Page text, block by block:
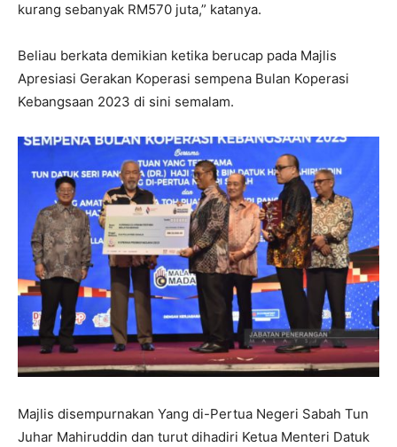
kurang sebanyak RM570 juta,” katanya.
Beliau berkata demikian ketika berucap pada Majlis
Apresiasi Gerakan Koperasi sempena Bulan Koperasi
Kebangsaan 2023 di sini semalam.
Majlis disempurnakan Yang di-Pertua Negeri Sabah Tun
Juhar Mahiruddin dan turut dihadiri Ketua Menteri Datuk